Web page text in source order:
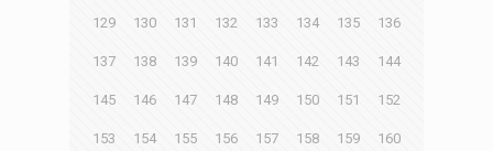
129 130 131 132 133 134 135 136
137 138 139 140 141 142 143 144
145 146 147 148 149 150 151 152
153 154 155 156 157 158 159 160